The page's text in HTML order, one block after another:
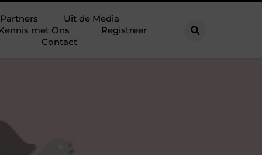
Partners
Uit de Media
met Ons
Registreer
Contact